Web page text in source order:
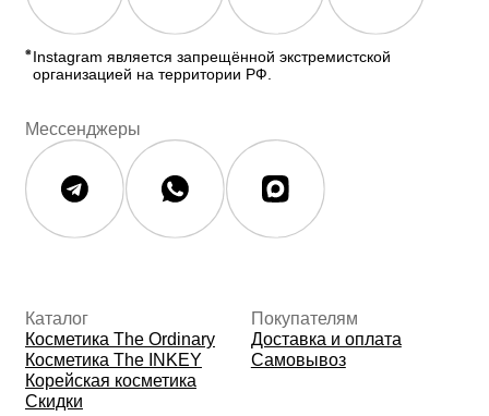
© 2026 The Ordinary Cosmetics
Юридическая документация
Публичная оферта
Политика конфиденциальности
Политика возврата и обмена
Данные о компании
ИП Фомина Е.А.
ИНН: 370305605701
ОГРНИП:
325508100410286